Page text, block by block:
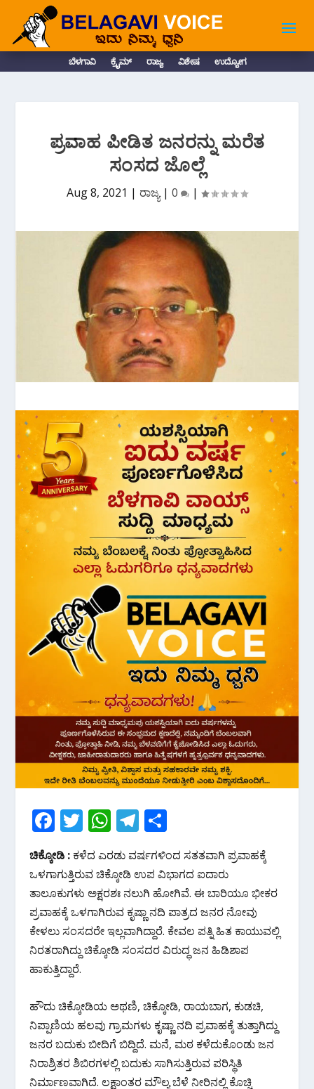
ಬೆಳಗಾವಿ ಕ್ರೈಮ್ ರಾಜ್ಯ ವಿಶೇಷ ಉದ್ಯೋಗ
ಪ್ರವಾಹ ಪೀಡಿತ ಜನರನ್ನು ಮರೆತ
ಸಂಸದ ಜೊಲ್ಲೆ
Aug 8, 2021 | ರಾಜ್ಯ| 0 |
F
ac
e
b
o
o
k
T
w
itt
er
W
h
at
s
A
p
p
T
el
e
gr
a
m
h
ar
e
ಚಿಕ್ಕೋಡಿ : ಕಳೆದ ಎರಡು ವರ್ಷಗಳಿಂದ ಸತತವಾಗಿ ಪ್ರವಾಹಕ್ಕೆ
ಒಳಗಾಗುತ್ತಿರುವ ಚಿಕ್ಕೋಡಿ ಉಪ ವಿಭಾಗದ ಐದಾರು
ತಾಲೂಕುಗಳು ಅಕ್ಷರಶಃ ನಲುಗಿ ಹೋಗಿವೆ. ಈ ಬಾರಿಯೂ ಭೀಕರ
ಪ್ರವಾಹಕ್ಕೆ ಒಳಗಾಗಿರುವ ಕೃಷ್ಣಾ ನದಿ ಪಾತ್ರದ ಜನರ ನೋವು
ಕೇಳಲು ಸಂಸದರೇ ಇಲ್ಲವಾಗಿದ್ದಾರೆ. ಕೇವಲ ಪತ್ನಿ ಹಿತ ಕಾಯುವಲ್ಲಿ
ನಿರತರಾಗಿದ್ದು ಚಿಕ್ಕೋಡಿ ಸಂಸದರ ವಿರುದ್ಧ ಜನ ಹಿಡಿಶಾಪ
ಹಾಕುತ್ತಿದ್ದಾರೆ.
ಹೌದು ಚಿಕ್ಕೋಡಿಯ ಅಥಣಿ, ಚಿಕ್ಕೋಡಿ, ರಾಯಬಾಗ, ಕುಡಚಿ,
ನಿಪ್ಪಾಣಿಯ ಹಲವು ಗ್ರಾಮಗಳು ಕೃಷ್ಣಾ ನದಿ ಪ್ರವಾಹಕ್ಕೆ ತುತ್ತಾಗಿದ್ದು
ಜನರ ಬದುಕು ಬೀದಿಗೆ ಬಿದ್ದಿದೆ. ಮನೆ, ಮಠ ಕಳೆದುಕೊಂಡು ಜನ
ನಿರಾಶ್ರಿತರ ಶಿಬಿರಗಳಲ್ಲಿ ಬದುಕು ಸಾಗಿಸುತ್ತಿರುವ ಪರಿಸ್ಥಿತಿ
ನಿರ್ಮಾಣವಾಗಿದೆ. ಲಕ್ಷಾಂತರ ಮೌಲ್ಯ ಬೆಳೆ ನೀರಿನಲ್ಲಿ ಕೊಚ್ಚಿ